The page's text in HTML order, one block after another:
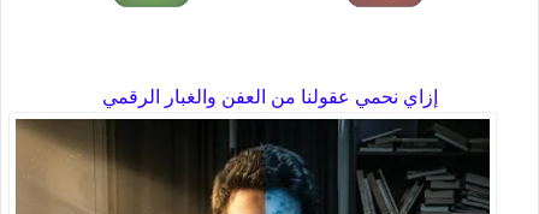
إزاي نحمي عقولنا من العفن والغبار الرقمي